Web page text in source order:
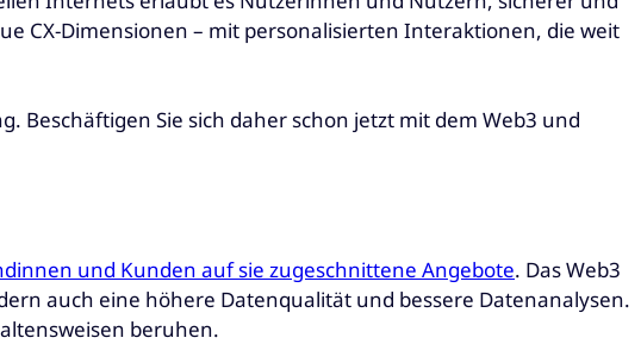
CX-Dimensionen – mit personalisierten Interaktionen, die weit
Sie sich daher schon jetzt mit dem Web3 und
und Kunden auf sie zugeschnittene Angebote. Das Web3
auch eine höhere Datenqualität und bessere Datenanalysen.
beruhen.